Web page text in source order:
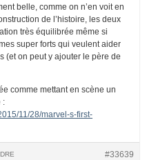
belle, comme on n’en voit en
de l’histoire, les deux
très équilibrée même si
super forts qui veulent aider
(et on peut y ajouter le père de
comme mettant en scène un
:
11/28/marvel-s-first-
#33639